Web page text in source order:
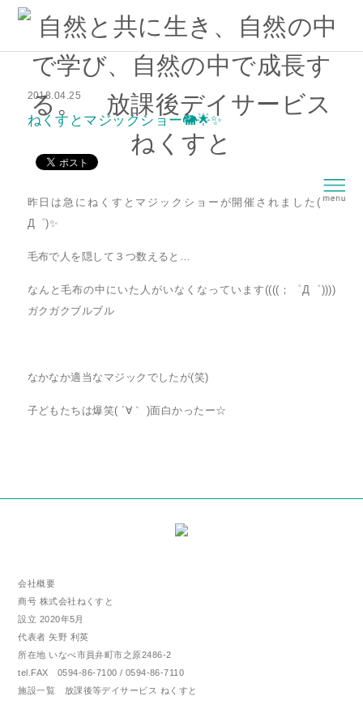
2018.04.25
ねくすとマジックショー🐘🌟✨
昨日は急にねくすとマジックショーが開催されました( ゜
Д゜)✨
毛布で人を隠して３つ数えると…
なんと毛布の中にいた人がいなくなっています((((；゜Д゜))))
ガクガクブルブル
なかなか適当なマジックでしたが(笑)
子どもたちは爆笑( ´∀｀ )面白かったー☆
会社概要
商号 株式会社ねくすと
設立 2020年5月
代表者 矢野 利英
所在地 いなべ市員弁町市之原2486-2
tel.FAX 0594-86-7100 / 0594-86-7110
施設一覧 放課後等デイサービス ねくすと